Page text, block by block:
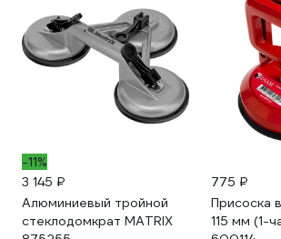
-11%
3 145 ₽
Алюминиевый тройной
стеклодомкрат MATRIX
775 ₽
Присоска
115 мм (1-